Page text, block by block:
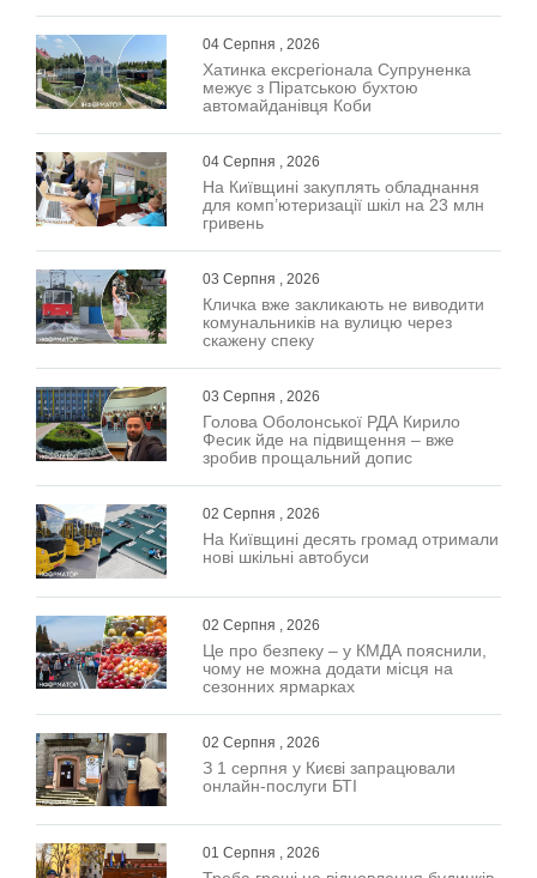
04 Серпня , 2026
Хатинка ексрегіонала Супруненка
межує з Піратською бухтою
автомайданівця Коби
04 Серпня , 2026
На Київщині закуплять обладнання
для комп’ютеризації шкіл на 23 млн
гривень
03 Серпня , 2026
Кличка вже закликають не виводити
комунальників на вулицю через
скажену спеку
03 Серпня , 2026
Голова Оболонської РДА Кирило
Фесик йде на підвищення – вже
зробив прощальний допис
02 Серпня , 2026
На Київщині десять громад отримали
нові шкільні автобуси
02 Серпня , 2026
Це про безпеку – у КМДА пояснили,
чому не можна додати місця на
сезонних ярмарках
02 Серпня , 2026
З 1 серпня у Києві запрацювали
онлайн-послуги БТІ
01 Серпня , 2026